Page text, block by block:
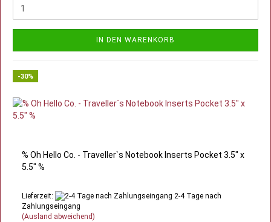
IN DEN WARENKORB
-30%
% Oh Hello Co. - Traveller`s Notebook Inserts Pocket 3.5" x
5.5" %
Lieferzeit:
2-4 Tage nach
Zahlungseingang
(Ausland abweichend)